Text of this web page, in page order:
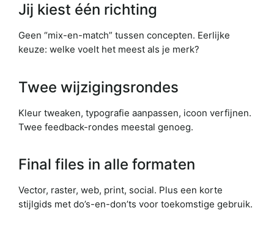
Jij kiest één richting
Geen “mix-en-match” tussen concepten. Eerlijke
keuze: welke voelt het meest als je merk?
Twee wijzigingsrondes
Kleur tweaken, typografie aanpassen, icoon verfijnen.
Twee feedback-rondes meestal genoeg.
Final files in alle formaten
Vector, raster, web, print, social. Plus een korte
stijlgids met do’s-en-don’ts voor toekomstige gebruik.